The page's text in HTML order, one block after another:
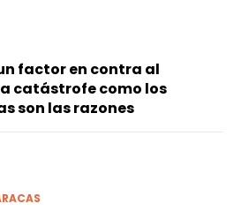
factor en contra al
catástrofe como los
son las razones